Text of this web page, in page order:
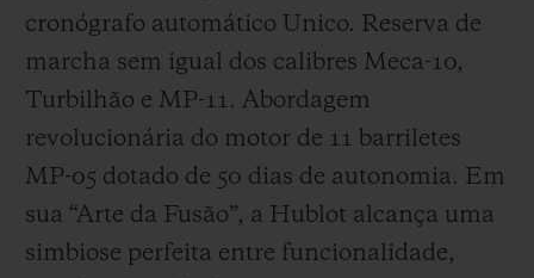
cronógrafo automático Unico. Reserva de
marcha sem igual dos calibres Meca-10,
Turbilhão e MP-11. Abordagem
revolucionária do motor de 11 barriletes
MP-05 dotado de 50 dias de autonomia. Em
sua “Arte da Fusão”, a Hublot alcança uma
simbiose perfeita entre funcionalidade,